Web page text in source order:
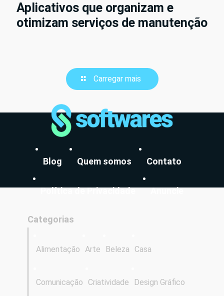
Aplicativos que organizam e
otimizam serviços de manutenção
Carregar mais
Blog Quem somos Contato
Política de Privacidade Anuncie
Categorias
Alimentação Arte Beleza Casa
Comunicação Criatividade Design Gráfico